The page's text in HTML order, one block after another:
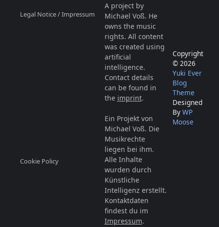
Legal Notice / Impressum
Cookie Policy
A project by
Michael Voß. He
owns the music
rights. All content
was created using
artificial
intelligence.
Contact details
can be found in
the imprint.
Ein Projekt von
Michael Voß. Die
Musikrechte
liegen bei ihm.
Alle Inhalte
wurden durch
Künstliche
Intelligenz erstellt.
Kontaktdaten
findest du im
Impressum.
Copyright
© 2026
Yuki Ever
Blog
Theme
Designed
By WP
Moose